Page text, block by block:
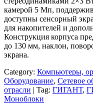
камерой 5 Мп,
доступны сенсорный
для накопителей и
Конструкция корпуса
до 130 мм, наклон,
экрана.
Category: Компьютеры,
Оборудование, Сетевое
отрасли | Tag: ГИГАНТ,
Моноблоки